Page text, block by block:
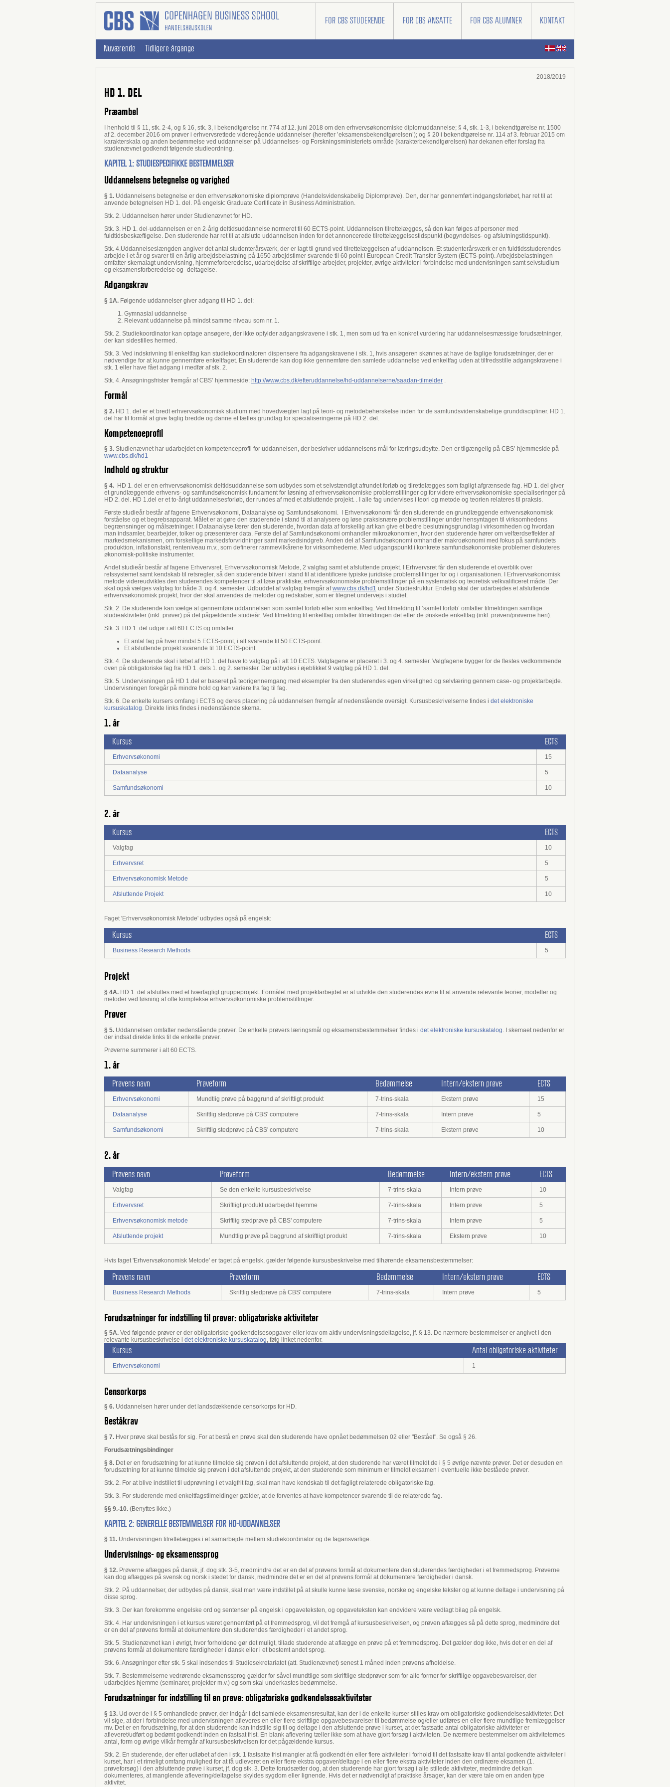
FOR CBS STUDERENDE FOR CBS ANSATTE FOR CBS ALUMNER KONTAKT
Nuværende Tidligere årgange
2018/2019
HD 1. DEL
Præambel
I henhold til § 11, stk. 2-4, og § 16, stk. 3, i bekendtgørelse nr. 774 af 12. juni 2018 om den erhvervsøkonomiske diplomuddannelse; § 4, stk. 1-3, i bekendtgørelse nr. 1500
af 2. december 2016 om prøver i erhvervsrettede videregående uddannelser (herefter ’eksamensbekendtgørelsen’); og § 20 i bekendtgørelse nr. 114 af 3. februar 2015 om
karakterskala og anden bedømmelse ved uddannelser på Uddannelses- og Forskningsministeriets område (karakterbekendtgørelsen) har dekanen efter forslag fra
studienævnet godkendt følgende studieordning.
KAPITEL 1: STUDIESPECIFIKKE BESTEMMELSER
Uddannelsens betegnelse og varighed
§ 1. Uddannelsens betegnelse er den erhvervsøkonomiske diplomprøve (Handelsvidenskabelig Diplomprøve). Den, der har gennemført indgangsforløbet, har ret til at
anvende betegnelsen HD 1. del. På engelsk: Graduate Certificate in Business Administration.
Stk. 2. Uddannelsen hører under Studienævnet for HD.
Stk. 3. HD 1. del-uddannelsen er en 2-årig deltidsuddannelse normeret til 60 ECTS-point. Uddannelsen tilrettelægges, så den kan følges af personer med
fuldtidsbeskæftigelse. Den studerende har ret til at afslutte uddannelsen inden for det annoncerede tilrettelæggelsestidspunkt (begyndelses- og afslutningstidspunkt).
Stk. 4.Uddannelseslængden angiver det antal studenterårsværk, der er lagt til grund ved tilrettelæggelsen af uddannelsen. Et studenterårsværk er en fuldtidsstuderendes
arbejde i et år og svarer til en årlig arbejdsbelastning på 1650 arbejdstimer svarende til 60 point i European Credit Transfer System (ECTS-point). Arbejdsbelastningen
omfatter skemalagt undervisning, hjemmeforberedelse, udarbejdelse af skriftlige arbejder, projekter, øvrige aktiviteter i forbindelse med undervisningen samt selvstudium
og eksamensforberedelse og -deltagelse.
Adgangskrav
§ 1A. Følgende uddannelser giver adgang til HD 1. del:
Gymnasial uddannelse
Relevant uddannelse på mindst samme niveau som nr. 1.
Stk. 2. Studiekoordinator kan optage ansøgere, der ikke opfylder adgangskravene i stk. 1, men som ud fra en konkret vurdering har uddannelsesmæssige forudsætninger,
der kan sidestilles hermed.
Stk. 3. Ved indskrivning til enkeltfag kan studiekoordinatoren dispensere fra adgangskravene i stk. 1, hvis ansøgeren skønnes at have de faglige forudsætninger, der er
nødvendige for at kunne gennemføre enkeltfaget. En studerende kan dog ikke gennemføre den samlede uddannelse ved enkeltfag uden at tilfredsstille adgangs­kravene i
stk. 1 eller have fået adgang i medfør af stk. 2.
Stk. 4. Ansøgningsfrister fremgår af CBS’ hjemmeside: http://www.cbs.dk/efteruddannelse/hd-uddannelserne/saadan-tilmelder .
Formål
§ 2. HD 1. del er et bredt erhvervsøkonomisk studium med hovedvægten lagt på teori- og metodebeherskelse inden for de samfundsvidenskabelige grunddiscipliner. HD 1.
del har til formål at give faglig bredde og danne et fælles grundlag for specialiseringerne på HD 2. del.
Kompetenceprofil
§ 3. Studienævnet har udarbejdet en kompetenceprofil for uddannelsen, der beskriver uddannelsens mål for læringsudbytte. Den er tilgængelig på CBS’ hjemmeside på
www.cbs.dk/hd1
Indhold og struktur
§ 4. HD 1. del er en erhvervsøkonomisk deltidsuddannelse som udbydes som et selvstændigt afrundet forløb og tilrettelægges som fagligt afgrænsede fag. HD 1. del giver
et grundlæggende erhvervs- og samfundsøkonomisk fundament for løsning af erhvervsøkonomiske problemstillinger og for videre erhvervsøkonomiske specialiseringer på
HD 2. del. HD 1.del er et to-årigt uddannelsesforløb, der rundes af med et afsluttende projekt. . I alle fag undervises i teori og metode og teorien relateres til praksis.
Første studieår består af fagene Erhvervsøkonomi, Dataanalyse og Samfundsøkonomi. I Erhvervsøkonomi får den studerende en grundlæggende erhvervsøkonomisk
forståelse og et begrebsapparat. Målet er at gøre den studerende i stand til at analysere og løse praksisnære problemstillinger under hensyntagen til virksomhedens
begrænsninger og målsætninger. I Dataanalyse lærer den studerende, hvordan data af forskellig art kan give et bedre beslutningsgrundlag i virksomheden og hvordan
man indsamler, bearbejder, tolker og præsenterer data. Første del af Samfundsøkonomi omhandler mikroøkonomien, hvor den studerende hører om velfærdseffekter af
markedsmekanismen, om forskellige markedsforvridninger samt markedsindgreb. Anden del af Samfundsøkonomi omhandler makroøkonomi med fokus på samfundets
produktion, inflationstakt, renteniveau m.v., som definerer rammevilkårene for virksomhederne. Med udgangspunkt i konkrete samfundsøkonomiske problemer diskuteres
økonomisk-politiske instrumenter.
Andet studieår består af fagene Erhvervsret, Erhvervsøkonomisk Metode, 2 valgfag samt et afsluttende projekt. I Erhvervsret får den studerende et overblik over
retssystemet samt kendskab til retsregler, så den studerende bliver i stand til at identificere typiske juridiske problemstillinger for og i organisationen. I Erhvervsøkonomisk
metode videreudvikles den studerendes kompetencer til at løse praktiske, erhvervsøkonomiske problemstillinger på en systematisk og teoretisk velkvalificeret måde. Der
skal også vælges valgfag for både 3. og 4. semester. Udbuddet af valgfag fremgår afwww.cbs.dk/hd1 under Studiestruktur. Endelig skal der udarbejdes et afsluttende
erhvervsøkonomisk projekt, hvor der skal anvendes de metoder og redskaber, som er tilegnet undervejs i studiet.
Stk. 2. De studerende kan vælge at gennemføre uddannelsen som samlet forløb eller som enkeltfag. Ved tilmelding til ’samlet forløb’ omfatter tilmeldingen samtlige
studieaktiviteter (inkl. prøver) på det pågældende studieår. Ved tilmelding til enkeltfag omfatter tilmeldingen det eller de ønskede enkeltfag (inkl. prøven/prøverne heri).
Stk. 3. HD 1. del udgør i alt 60 ECTS og omfatter:
Et antal fag på hver mindst 5 ECTS-point, i alt svarende til 50 ECTS-point.
Et afsluttende projekt svarende til 10 ECTS-point.
Stk. 4. De studerende skal i løbet af HD 1. del have to valgfag på i alt 10 ECTS. Valgfagene er placeret i 3. og 4. semester. Valgfagene bygger for de flestes vedkommende
oven på obligatoriske fag fra HD 1. dels 1. og 2. semester. Der udbydes i øjeblikket 9 valgfag på HD 1. del.
Stk. 5. Undervisningen på HD 1.del er baseret på teorigennemgang med eksempler fra den studerendes egen virkelighed og selvlæring gennem case- og projektarbejde.
Undervisningen foregår på mindre hold og kan variere fra fag til fag.
Stk. 6. De enkelte kursers omfang i ECTS og deres placering på uddannelsen fremgår af nedenstående oversigt. Kursusbeskrivelserne findes i det elektroniske
kursuskatalog. Direkte links findes i nedenstående skema.
1. år
Kursus ECTS
Erhvervsøkonomi 15
Dataanalyse 5
Samfundsøkonomi 10
2. år
Kursus ECTS
Valgfag 10
Erhvervsret 5
Erhvervsøkonomisk Metode 5
Afsluttende Projekt 10
Faget 'Erhvervsøkonomisk Metode' udbydes også på engelsk:
Kursus ECTS
Business Research Methods 5
Projekt
§ 4A. HD 1. del afsluttes med et tværfagligt gruppeprojekt. Formålet med projektarbejdet er at udvikle den studerendes evne til at anvende relevante teorier, modeller og
metoder ved løsning af ofte komplekse erhvervsøkonomiske problemstillinger.
Prøver
§ 5. Uddannelsen omfatter nedenstående prøver. De enkelte prøvers læringsmål og eksamensbestemmelser findes i det elektroniske kursuskatalog . I skemaet nedenfor er
der indsat direkte links til de enkelte prøver.
Prøverne summerer i alt 60 ECTS.
1. år
Prøvens navn Prøveform Bedømmelse Intern/ekstern prøve ECTS
Erhvervsøkonomi Mundtlig prøve på baggrund af skriftligt produkt 7-trins-skala Ekstern prøve 15
Dataanalyse Skriftlig stedprøve på CBS' computere 7-trins-skala Intern prøve 5
Samfundsøkonomi Skriftlig stedprøve på CBS' computere 7-trins-skala Ekstern prøve 10
2. år
Prøvens navn Prøveform Bedømmelse Intern/ekstern prøve ECTS
Valgfag Se den enkelte kursusbeskrivelse 7-trins-skala Intern prøve 10
Erhvervsret Skriftligt produkt udarbejdet hjemme 7-trins-skala Intern prøve 5
Erhvervsøkonomisk metode Skriftlig stedprøve på CBS' computere 7-trins-skala Intern prøve 5
Afsluttende projekt Mundtlig prøve på baggrund af skriftligt produkt 7-trins-skala Ekstern prøve 10
Hvis faget 'Erhvervsøkonomisk Metode' er taget på engelsk, gælder følgende kursusbeskrivelse med tilhørende eksamensbestemmelser:
Prøvens navn Prøveform Bedømmelse Intern/ekstern prøve ECTS
Business Research Methods Skriftlig stedprøve på CBS' computere 7-trins-skala Intern prøve 5
Forudsætninger for indstilling til prøver: obligatoriske aktiviteter
§ 5A. Ved følgende prøver er der obligatoriske godkendelsesopgaver eller krav om aktiv undervisningsdeltagelse, jf. § 13. De nærmere bestemmelser er angivet i den
relevante kursusbeskrivelse i det elektroniske kursuskatalog, følg linket nedenfor.
Kursus Antal obligatoriske aktiviteter
Erhvervsøkonomi 1
Censorkorps
§ 6. Uddannelsen hører under det landsdækkende censorkorps for HD.
Beståkrav
§ 7. Hver prøve skal bestås for sig. For at bestå en prøve skal den studerende have opnået bedømmelsen 02 eller "Bestået". Se også § 26.
Forudsætningsbindinger
§ 8. Det er en forudsætning for at kunne tilmelde sig prøven i det afsluttende projekt, at den studerende har været tilmeldt de i § 5 øvrige nævnte prøver. Det er desuden en
forudsætning for at kunne tilmelde sig prøven i det afsluttende projekt, at den studerende som minimum er tilmeldt eksamen i eventuelle ikke beståede prøver.
Stk. 2. For at blive indstillet til udprøvning i et valgfrit fag, skal man have kendskab til det fagligt relaterede obligatoriske fag.
Stk. 3. For studerende med enkeltfagstilmeldinger gælder, at de forventes at have kompetencer svarende til de relaterede fag.
§§ 9.-10. (Benyttes ikke.)
KAPITEL 2: GENERELLE BESTEMMELSER FOR HD-UDDANNELSER
§ 11. Undervisningen tilrettelægges i et samarbejde mellem studiekoordinator og de fagansvarlige.
Undervisnings- og eksamenssprog
§ 12. Prøverne aflægges på dansk, jf. dog stk. 3-5, medmindre det er en del af prøvens formål at dokumentere den studerendes færdigheder i et fremmedsprog. Prøverne
kan dog aflægges på svensk og norsk i stedet for dansk, medmindre det er en del af prøvens formål at dokumentere færdigheder i dansk.
Stk. 2. På uddannelser, der udbydes på dansk, skal man være indstillet på at skulle kunne læse svenske, norske og engelske tekster og at kunne deltage i undervisning på
disse sprog.
Stk. 3. Der kan forekomme engelske ord og sentenser på engelsk i opgaveteksten, og opgaveteksten kan endvidere være vedlagt bilag på engelsk.
Stk. 4. Har undervisningen i et kursus været gennemført på et fremmedsprog, vil det fremgå af kursusbeskrivelsen, og prøven aflægges så på dette sprog, medmindre det
er en del af prøvens formål at dokumentere den studerendes færdigheder i et andet sprog.
Stk. 5. Studienævnet kan i øvrigt, hvor forholdene gør det muligt, tillade studerende at aflægge en prøve på et fremmedsprog. Det gælder dog ikke, hvis det er en del af
prøvens formål at dokumentere færdigheder i dansk eller i et bestemt andet sprog.
Stk. 6. Ansøgninger efter stk. 5 skal indsendes til Studiesekretariatet (att. Studienævnet) senest 1 måned inden prøvens afholdelse.
Stk. 7. Bestemmelserne vedrørende eksamenssprog gælder for såvel mundtlige som skriftlige stedprøver som for alle former for skriftlige opgavebesvarelser, der
udarbejdes hjemme (seminarer, projekter m.v.) og som skal underkastes bedømmelse.
Forudsætninger for indstilling til en prøve: obligatoriske godkendelsesaktiviteter
§ 13. Ud over de i § 5 omhandlede prøver, der indgår i det samlede eksamensresultat, kan der i de enkelte kurser stilles krav om obligatoriske godkendelsesaktiviteter. Det
vil sige, at der i forbindelse med undervisningen afleveres en eller flere skriftlige opgavebesvarelser til bedømmelse og/eller udføres en eller flere mundtlige fremlæggelser
mv. Det er en forudsætning, for at den studerende kan indstille sig til og deltage i den afsluttende prøve i kurset, at det fastsatte antal obligatoriske aktiviteter er
afleveret/udført og bedømt godkendt inden en fastsat frist. En blank aflevering tæller ikke som at have gjort forsøg i aktiviteten. De nærmere bestemmelser om aktiviteternes
antal, form og øvrige vilkår fremgår af kursusbeskrivelsen for det pågældende kursus.
Stk. 2. En studerende, der efter udløbet af den i stk. 1 fastsatte frist mangler at få godkendt én eller flere aktiviteter i forhold til det fastsatte krav til antal godkendte aktiviteter i
kurset, har i et rimeligt omfang mulighed for at få udleveret en eller flere ekstra opgaver/deltage i en eller flere ekstra aktiviteter inden den ordinære eksamen (1.
prøveforsøg) i den afsluttende prøve i kurset, jf. dog stk. 3. Dette forudsætter dog, at den studerende har gjort forsøg i alle stillede aktiviteter, medmindre det kan
dokumenteres, at manglende aflevering/deltagelse skyldes sygdom eller lignende. Hvis det er nødvendigt af praktiske årsager, kan der være tale om en anden type
aktivitet.